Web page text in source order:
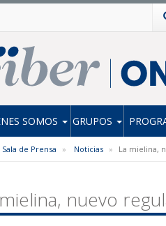
SOMOS GRUPOS
Sala de Prensa Noticias La mielina,
nuevo